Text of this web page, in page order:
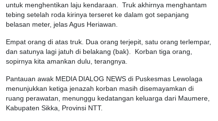
untuk menghentikan laju kendaraan. Truk akhirnya menghantam
tebing setelah roda kirinya terseret ke dalam got sepanjang
belasan meter, jelas Agus Heriawan.
Empat orang di atas truk. Dua orang terjepit, satu orang terlempar,
dan satunya lagi jatuh di belakang (bak). Korban tiga orang,
sopirnya kita amankan dulu, terangnya.
Pantauan awak MEDIA DIALOG NEWS di Puskesmas Lewolaga
menunjukkan ketiga jenazah korban masih disemayamkan di
ruang perawatan, menunggu kedatangan keluarga dari Maumere,
Kabupaten Sikka, Provinsi NTT.